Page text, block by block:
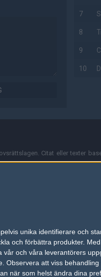
unika identifierare och
och förbättra produkter.
och våra leverantörers
Observera att viss
när som helst ändra dina
7
8
9
10
Citat eller texter
överensstämmer inte
kan du skicka iväg ett email till
så som t.ex. användarnamn.
stänga av cookies i din
kommunikation som